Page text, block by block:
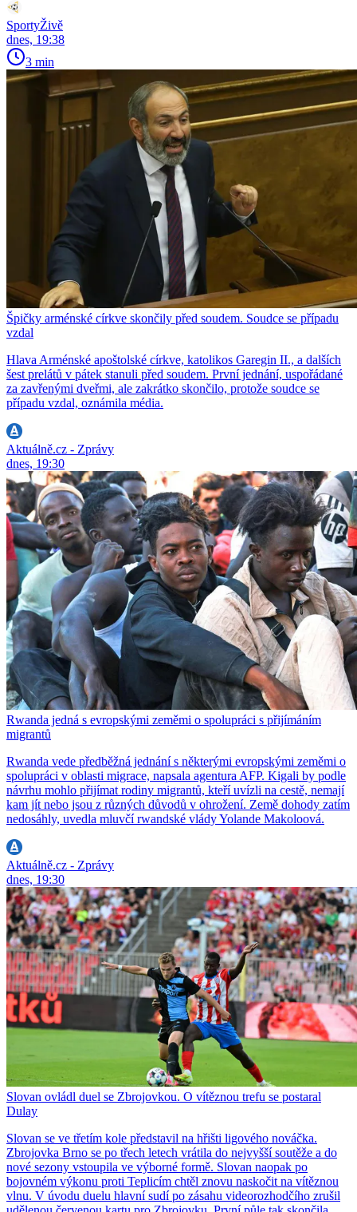
SportyŽivě
dnes, 19:38
3 min
Špičky arménské církve skončily před soudem. Soudce se případu
vzdal
Hlava Arménské apoštolské církve, katolikos Garegin II., a dalších
šest prelátů v pátek stanuli před soudem. První jednání, uspořádané
za zavřenými dveřmi, ale zakrátko skončilo, protože soudce se
případu vzdal, oznámila média.
Aktuálně.cz - Zprávy
dnes, 19:30
Rwanda jedná s evropskými zeměmi o spolupráci s přijímáním
migrantů
Rwanda vede předběžná jednání s některými evropskými zeměmi o
spolupráci v oblasti migrace, napsala agentura AFP. Kigali by podle
návrhu mohlo přijímat rodiny migrantů, kteří uvízli na cestě, nemají
kam jít nebo jsou z různých důvodů v ohrožení. Země dohody zatím
nedosáhly, uvedla mluvčí rwandské vlády Yolande Makoloová.
Aktuálně.cz - Zprávy
dnes, 19:30
Slovan ovládl duel se Zbrojovkou. O vítěznou trefu se postaral
Dulay
Slovan se ve třetím kole představil na hřišti ligového nováčka.
Zbrojovka Brno se po třech letech vrátila do nejvyšší soutěže a do
nové sezony vstoupila ve výborné formě. Slovan naopak po
bojovném výkonu proti Teplicím chtěl znovu naskočit na vítěznou
vlnu. V úvodu duelu hlavní sudí po zásahu videorozhodčího zrušil